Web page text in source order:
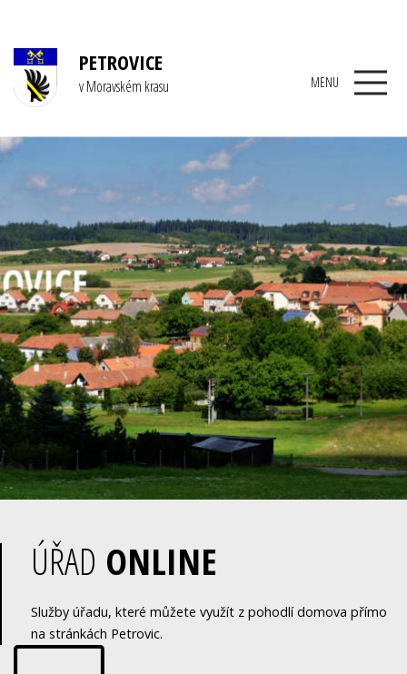
PETROVICE
v Moravském krasu MENU
ÚŘAD ONLINE
Služby úřadu, které můžete využít z pohodlí domova přímo
na stránkách Petrovic.